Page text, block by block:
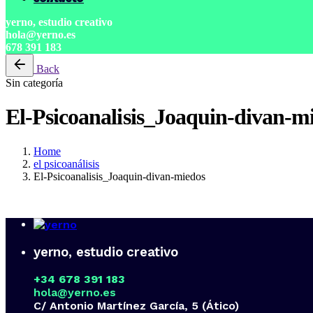
yerno, estudio creativo
hola@yerno.es
678 391 183
Back
Sin categoría
El-Psicoanalisis_Joaquin-divan-
Home
el psicoanálisis
El-Psicoanalisis_Joaquin-divan-miedos
yerno, estudio creativo
+34 678 391 183
hola@yerno.es
C/ Antonio Martínez García, 5 (Ático)